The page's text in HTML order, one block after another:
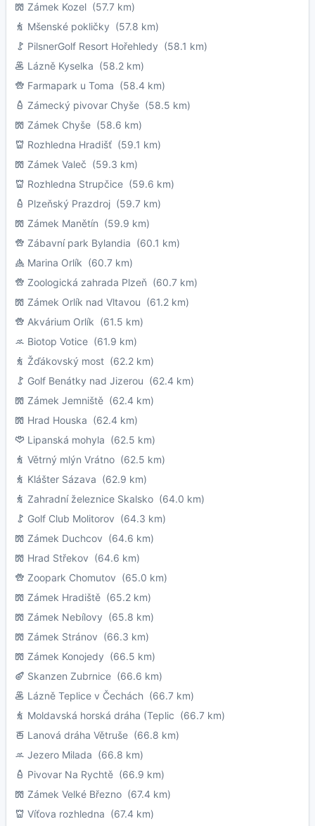
Zámek Kozel (57.7 km)
Mšenské pokličky (57.8 km)
PilsnerGolf Resort Hořehledy (58.1 km)
Lázně Kyselka (58.2 km)
Farmapark u Toma (58.4 km)
Zámecký pivovar Chyše (58.5 km)
Zámek Chyše (58.6 km)
Rozhledna Hradišť (59.1 km)
Zámek Valeč (59.3 km)
Rozhledna Strupčice (59.6 km)
Plzeňský Prazdroj (59.7 km)
Zámek Manětín (59.9 km)
Zábavní park Bylandia (60.1 km)
Marina Orlík (60.7 km)
Zoologická zahrada Plzeň (60.7 km)
Zámek Orlík nad Vltavou (61.2 km)
Akvárium Orlík (61.5 km)
Biotop Votice (61.9 km)
Žďákovský most (62.2 km)
Golf Benátky nad Jizerou (62.4 km)
Zámek Jemniště (62.4 km)
Hrad Houska (62.4 km)
Lipanská mohyla (62.5 km)
Větrný mlýn Vrátno (62.5 km)
Klášter Sázava (62.9 km)
Zahradní železnice Skalsko (64.0 km)
Golf Club Molitorov (64.3 km)
Zámek Duchcov (64.6 km)
Hrad Střekov (64.6 km)
Zoopark Chomutov (65.0 km)
Zámek Hradiště (65.2 km)
Zámek Nebílovy (65.8 km)
Zámek Stránov (66.3 km)
Zámek Konojedy (66.5 km)
Skanzen Zubrnice (66.6 km)
Lázně Teplice v Čechách (66.7 km)
Moldavská horská dráha (Teplic (66.7 km)
Lanová dráha Větruše (66.8 km)
Jezero Milada (66.8 km)
Pivovar Na Rychtě (66.9 km)
Zámek Velké Březno (67.4 km)
Víťova rozhledna (67.4 km)